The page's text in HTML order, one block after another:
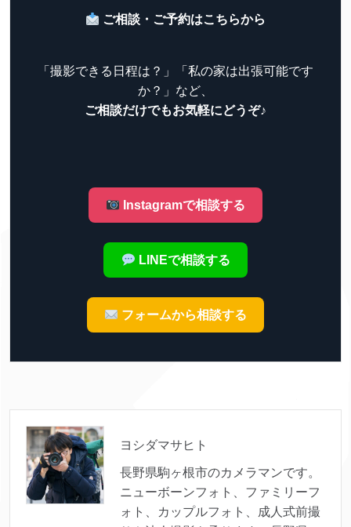
ご相談・ご予約はこちらから
「撮影できる日程は？」「私の家は出張可能です
か？」など、
ご相談だけでもお気軽にどうぞ♪
Instagramで相談する
LINEで相談する
フォームから相談する
ヨシダマサヒト
長野県駒ヶ根市のカメラマンです。
ニューボーンフォト、ファミリーフ
ォト、カップルフォト、成人式前撮